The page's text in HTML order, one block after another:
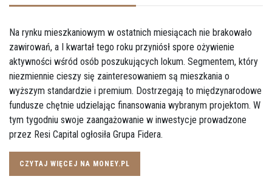
Na rynku mieszkaniowym w ostatnich miesiącach nie brakowało
zawirowań, a I kwartał tego roku przyniósł spore ożywienie
aktywności wśród osób poszukujących lokum. Segmentem, który
niezmiennie cieszy się zainteresowaniem są mieszkania o
wyższym standardzie i premium. Dostrzegają to międzynarodowe
fundusze chętnie udzielając finansowania wybranym projektom. W
tym tygodniu swoje zaangażowanie w inwestycje prowadzone
przez Resi Capital ogłosiła Grupa Fidera.
CZYTAJ WIĘCEJ NA MONEY.PL